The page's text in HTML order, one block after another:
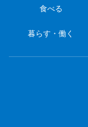
食べる
暮らす・働く